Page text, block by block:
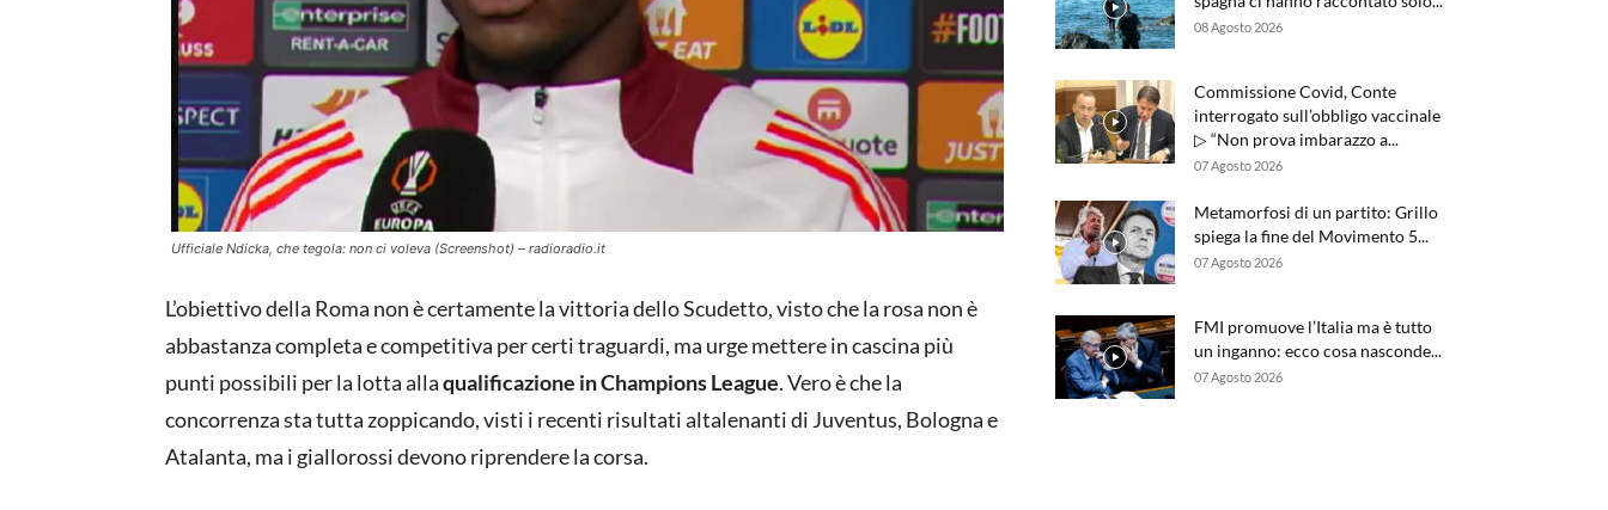
Ufficiale Ndicka, che tegola: non ci voleva (Screenshot) – radioradio.it
L’obiettivo della Roma non è certamente la vittoria dello Scudetto, visto che la rosa non è
abbastanza completa e competitiva per certi traguardi, ma urge mettere in cascina più
punti possibili per la lotta allaqualificazione in Champions League. Vero è che la
concorrenza sta tutta zoppicando, visti i recenti risultati altalenanti di Juventus, Bologna e
Atalanta, ma i giallorossi devono riprendere la corsa.
08 Agosto 2026
Commissione Covid, Conte
interrogato sull’obbligo vaccinale
▷ “Non prova imbarazzo a...
07 Agosto 2026
Metamorfosi di un partito: Grillo
spiega la fine del Movimento 5...
07 Agosto 2026
FMI promuove l’Italia ma è tutto
un inganno: ecco cosa nasconde...
07 Agosto 2026